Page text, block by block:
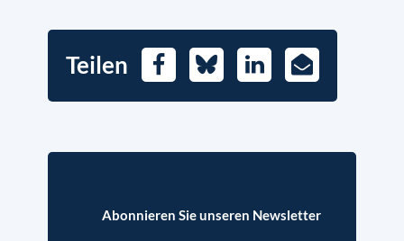
Teilen FacebookBlueskyLinkedIn
E-
Mail
Abonnieren Sie unseren Newsletter